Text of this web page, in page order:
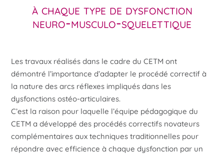
à chaque type de dysfonction
neuro-musculo-squelettique
Les travaux réalisés dans le cadre du CETM ont
démontré l’importance d’adapter le procédé correctif à
la nature des arcs réflexes impliqués dans les
dysfonctions ostéo-articulaires.
C’est la raison pour laquelle l’équipe pédagogique du
CETM a développé des procédés correctifs novateurs
complémentaires aux techniques traditionnelles pour
répondre avec efficience à chaque dysfonction par un